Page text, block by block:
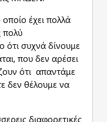
έχει πολλά
πολύ
ότι συχνά δίνουμε
που δεν αρέσει
ότι απαντάμε
δεν θέλουμε να
διαφορετικές